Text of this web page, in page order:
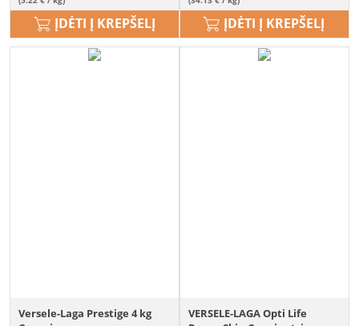
ĮDĖTI Į KREPŠELĮ ĮDĖTI Į KREPŠELĮ
Versele-Laga Prestige 4 kg
VERSELE-LAGA Opti Life